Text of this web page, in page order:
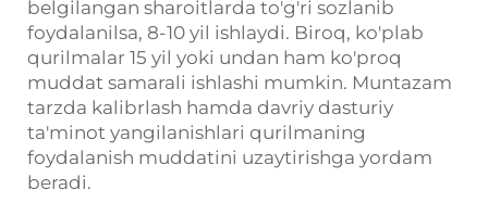
belgilangan sharoitlarda to'g'ri sozlanib
foydalanilsa, 8-10 yil ishlaydi. Biroq, ko'plab
qurilmalar 15 yil yoki undan ham ko'proq
muddat samarali ishlashi mumkin. Muntazam
tarzda kalibrlash hamda davriy dasturiy
ta'minot yangilanishlari qurilmaning
foydalanish muddatini uzaytirishga yordam
beradi.